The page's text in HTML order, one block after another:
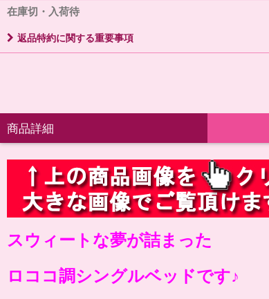
在庫切・入荷待
返品特約に関する重要事項
商品詳細
スウィートな夢が詰まった
ロココ調シングルベッドです♪